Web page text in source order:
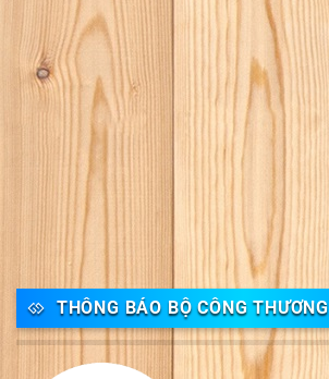
THÔNG BÁO BỘ CÔNG THƯƠNG